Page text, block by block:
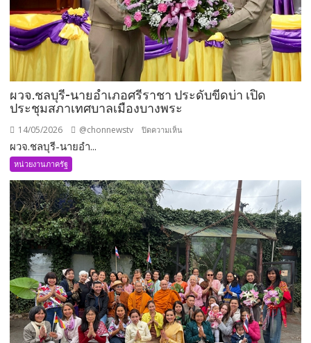
ผวจ.ชลบุรี-นายอำเภอศรีราชา ประดับขีดบ่า เปิด
ประชุมสภาเทศบาลเมืองบางพระ
14/05/2026 @chonnewstv ปิดความเห็น
ศรีราชา
ขีด
บ่า
เปิด
ประชุม
สภา
เทศบาล
เมือง
บาง
ผวจ.ชลบุรี-นายอำ...
หน่วยงานภาครัฐ